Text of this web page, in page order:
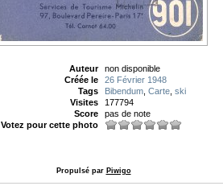
Auteur
non disponible
Créée le
26 Février 1948
Tags
Bibendum Carte ski
Visites
177794
Score
pas de note
Votez pour cette photo
Propulsé par Piwigo